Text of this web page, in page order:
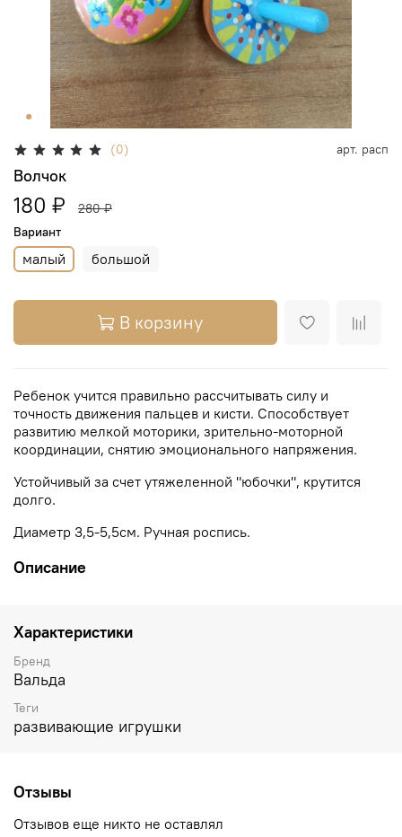
(0) арт. расп
Волчок
180 ₽
280 ₽
Вариант
малый большой
В корзину
Ребенок учится правильно рассчитывать силу и
точность движения пальцев и кисти. Способствует
развитию мелкой моторики, зрительно-моторной
координации, снятию эмоционального напряжения.
Устойчивый за счет утяжеленной "юбочки", крутится
долго.
Диаметр 3,5-5,5см. Ручная роспись.
Описание
Характеристики
Бренд
Вальда
Теги
развивающие игрушки
Отзывы
Отзывов еще никто не оставлял